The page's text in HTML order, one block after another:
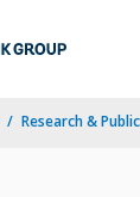
Research &